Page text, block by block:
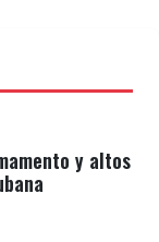
y altos